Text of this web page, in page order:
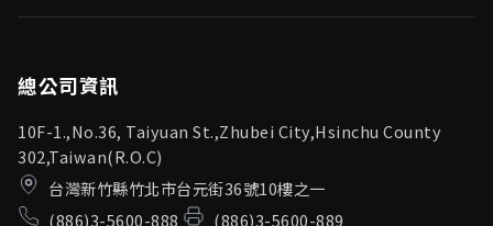
利害關係人
總公司資訊
10F-1.,No.36, Taiyuan St.,Zhubei City,Hsinchu County
302,Taiwan(R.O.C)
台灣新竹縣竹北市台元街36號10樓之一
(886)3-5600-888
(886)3-5600-889